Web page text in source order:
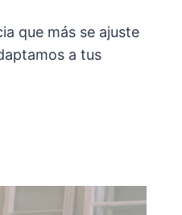
que más se ajuste
a tus